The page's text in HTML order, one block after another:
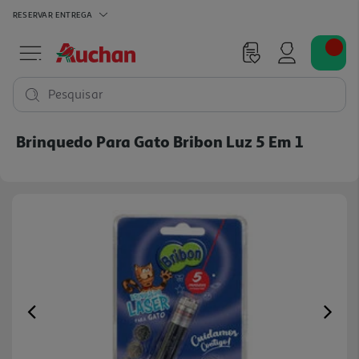
RESERVAR ENTREGA
Pesquisar
Brinquedo Para Gato Bribon Luz 5 Em 1
Previous